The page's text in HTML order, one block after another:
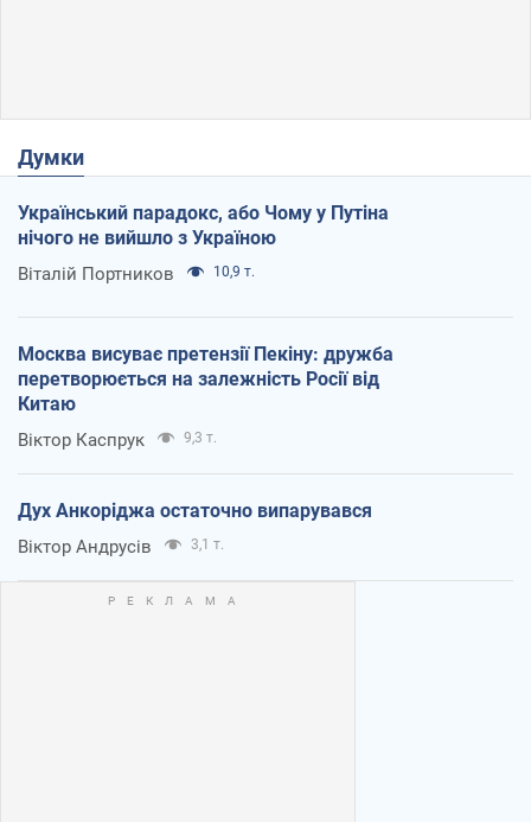
Думки
Український парадокс, або Чому у Путіна
нічого не вийшло з Україною
Віталій Портников 10,9 т.
Москва висуває претензії Пекіну: дружба
перетворюється на залежність Росії від
Китаю
Віктор Каспрук 9,3 т.
Дух Анкоріджа остаточно випарувався
Віктор Андрусів 3,1 т.